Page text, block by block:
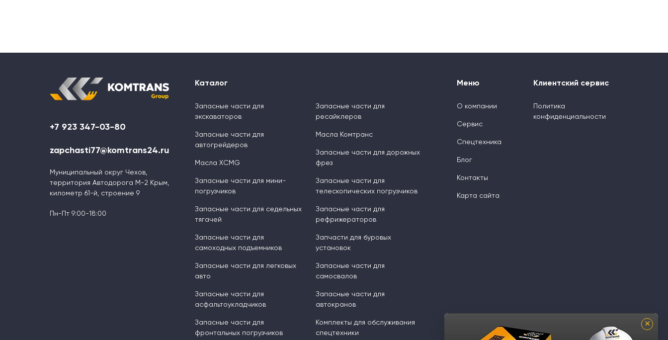
+7 923 347-03-80
zapchasti77@komtrans24.ru
Муниципальный округ Чехов,
территория Автодорога М-2 Крым,
километр 61-й, строение 9
Пн-Пт 9:00-18:00
Каталог
Запасные части для
экскаваторов
Запасные части для
автогрейдеров
Масла XCMG
Запасные части для мини-
погрузчиков
Запасные части для седельных
тягачей
Запасные части для
самоходных подъемников
Запасные части для легковых
авто
Запасные части для
асфальтоукладчиков
Запасные части для
фронтальных погрузчиков
Запасные части для
ресайклеров
Масла Комтранс
Запасные части для дорожных
фрез
Запасные части для
телескопических погрузчиков
Запасные части для
рефрижераторов
Запчасти для буровых
установок
Запасные части для
самосвалов
Запасные части для
автокранов
Комплекты для обслуживания
спецтехники
Меню
О компании
Сервис
Спецтехника
Блог
Контакты
Карта сайта
Клиентский сервис
Политика
конфиденциальности
×